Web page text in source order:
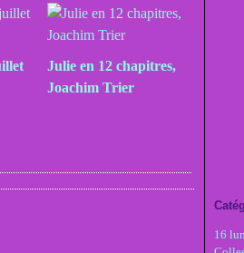
Julie en 12 chapitres,
Joachim Trier
16